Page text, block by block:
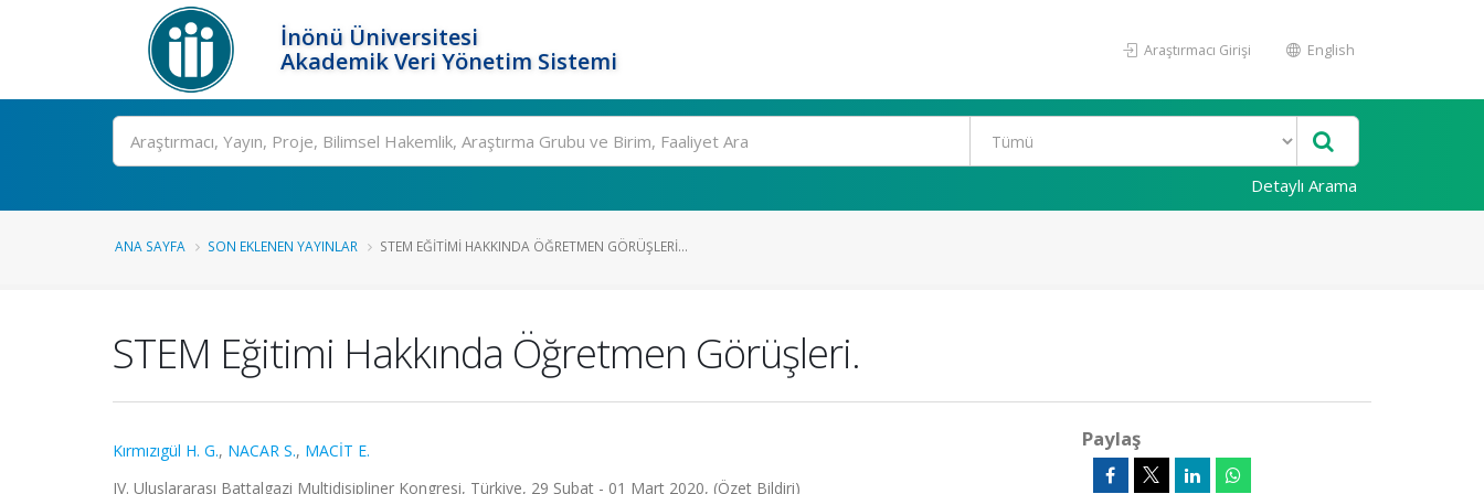
İnönü Üniversitesi
Akademik Veri Yönetim Sistemi
Araştırmacı Girişi English
Ara
Detaylı Arama
ANA SAYFA SON EKLENEN YAYINLAR STEM EĞITIMI HAKKINDA ÖĞRETMEN GÖRÜŞLERI...
STEM Eğitimi Hakkında Öğretmen Görüşleri.
Kırmızıgül H. G., NACAR S., MACİT E.
IV. Uluslararası Battalgazi Multidisipliner Kongresi, Türkiye, 29 Şubat - 01 Mart 2020, (Özet Bildiri)
Paylaş